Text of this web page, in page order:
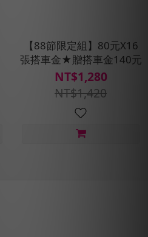
【88節限定組】80元X16
張搭車金★贈搭車金140元
NT$1,280
NT$1,420